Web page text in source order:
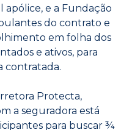
apólice, e a Fundação
do contrato e
em folha dos
e ativos, para
contratada.
Protecta,
a seguradora está
para buscar ¾